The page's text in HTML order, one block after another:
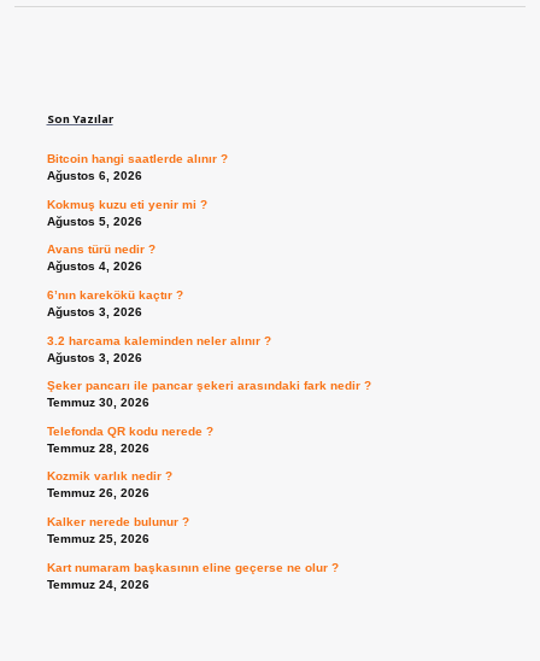
Son Yazılar
Bitcoin hangi saatlerde alınır ?
Ağustos 6, 2026
Kokmuş kuzu eti yenir mi ?
Ağustos 5, 2026
Avans türü nedir ?
Ağustos 4, 2026
6’nın karekökü kaçtır ?
Ağustos 3, 2026
3.2 harcama kaleminden neler alınır ?
Ağustos 3, 2026
Şeker pancarı ile pancar şekeri arasındaki fark nedir ?
Temmuz 30, 2026
Telefonda QR kodu nerede ?
Temmuz 28, 2026
Kozmik varlık nedir ?
Temmuz 26, 2026
Kalker nerede bulunur ?
Temmuz 25, 2026
Kart numaram başkasının eline geçerse ne olur ?
Temmuz 24, 2026